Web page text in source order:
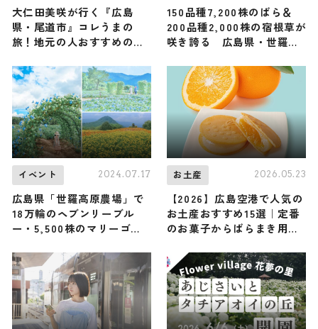
大仁田美咲が行く『広島
県・尾道市』コレうまの
旅！地元の人おすすめのご
7月25日放送
150品種7,200株のばら＆
200品種2,000株の宿根草が
咲き誇る 広島県・世羅高
ガーデン」9月14日よりオ
ープン
イベント 2024.07.17
広島県「世羅高原農場」で
18万輪のヘブンリーブル
ー・5,500株のマリーゴー
がる
お土産 2026.05.23
【2026】広島空港で人気の
お土産おすすめ15選｜定番
のお菓子からばらまき用・